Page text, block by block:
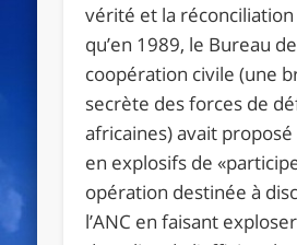
vérité et la
qu’en 1989, le Bureau de
coopération civile (une
secrète des forces de
africaines) avait
en explosifs de «
opération destinée à
l’ANC en faisant